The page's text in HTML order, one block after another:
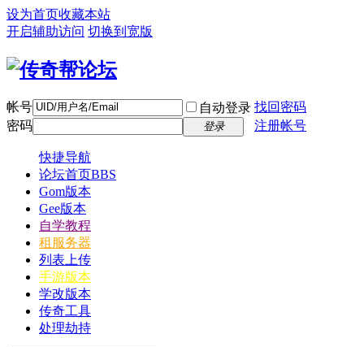
设为首页收藏本站
开启辅助访问 切换到宽版
帐号 自动登录 找回密码
密码
登录 注册帐号
快捷导航
论坛首页BBS
Gom版本
Gee版本
自学教程
租服务器
列表上传
手游版本
学改版本
传奇工具
处理劫持